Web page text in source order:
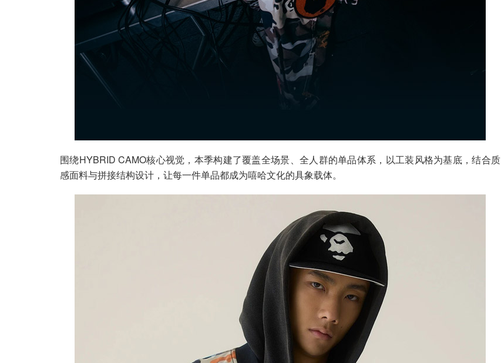
围绕HYBRID CAMO核心视觉，本季构建了覆盖全场景、全人群的单品体系，以工装风格为基底，结合质
感面料与拼接结构设计，让每一件单品都成为嘻哈文化的具象载体。